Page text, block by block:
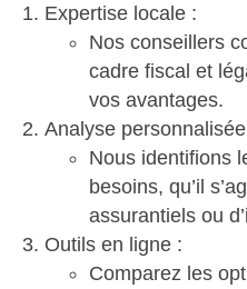
Expertise locale :
Nos conseillers
cadre fiscal et
vos avantages.
Analyse
Nous identifions
besoins, qu’il
assurantiels ou
Outils en ligne :
Comparez les